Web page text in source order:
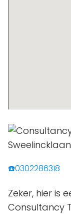
☎️0302286318
Zeker, hier is
Consultancy